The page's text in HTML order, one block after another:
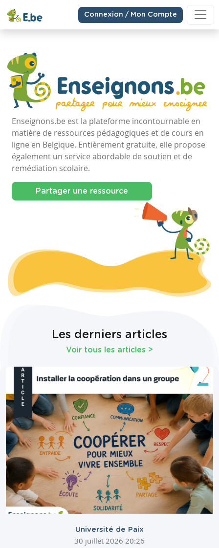
Connexion / Mon Compte
Enseignons.be est la plateforme incontournable en
matière de ressources pédagogiques et de cours en
ligne en Belgique. Entièrement gratuite, elle propose
également un service abordable de soutien et de
remédiation scolaire.
Partager une ressource
Les derniers articles
Voir tous les articles >
Université de Paix
30 juillet 2026 20:26